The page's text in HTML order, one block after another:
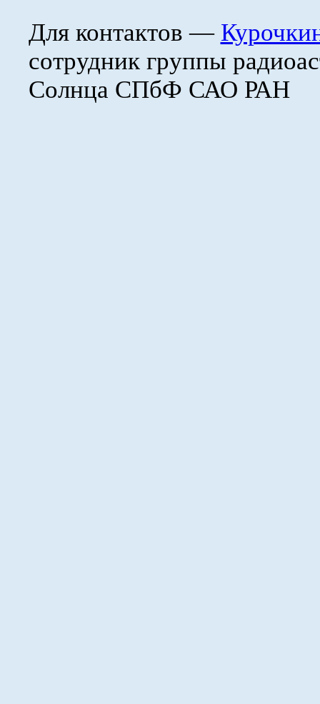
Для контактов —
сотрудник группы
Солнца СПбФ САО РАН